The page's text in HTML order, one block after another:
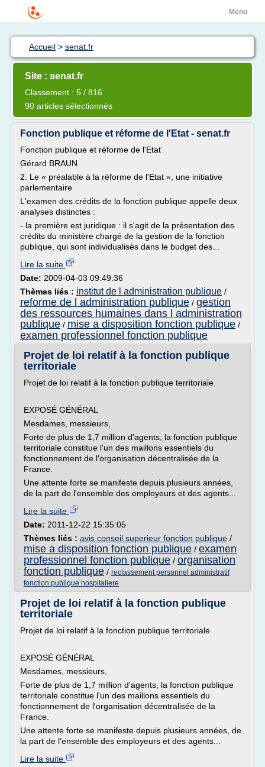
Menu
Accueil > senat.fr
Site : senat.fr
Classement : 5 / 816
90 articles sélectionnés
Fonction publique et réforme de l'Etat - senat.fr
Fonction publique et réforme de l'Etat
Gérard BRAUN
2. Le « préalable à la réforme de l'Etat », une initiative
parlementaire
L'examen des crédits de la fonction publique appelle deux
analyses distinctes :
- la première est juridique : il s'agit de la présentation des
crédits du ministère chargé de la gestion de la fonction
publique, qui sont individualisés dans le budget des...
Lire la suite
Date: 2009-04-03 09:49:36
Thèmes liés : institut de l administration publique /
reforme de l administration publique / gestion
des ressources humaines dans l administration
publique / mise a disposition fonction publique /
examen professionnel fonction publique
Projet de loi relatif à la fonction publique
territoriale
Projet de loi relatif à la fonction publique territoriale
EXPOSÉ GÉNÉRAL
Mesdames, messieurs,
Forte de plus de 1,7 million d'agents, la fonction publique
territoriale constitue l'un des maillons essentiels du
fonctionnement de l'organisation décentralisée de la
France.
Une attente forte se manifeste depuis plusieurs années,
de la part de l'ensemble des employeurs et des agents...
Lire la suite
Date: 2011-12-22 15:35:05
Thèmes liés : avis conseil superieur fonction publique /
mise a disposition fonction publique / examen
professionnel fonction publique / organisation
fonction publique / reclassement personnel administratif
fonction publique hospitaliere
Projet de loi relatif à la fonction publique
territoriale
Projet de loi relatif à la fonction publique territoriale
EXPOSÉ GÉNÉRAL
Mesdames, messieurs,
Forte de plus de 1,7 million d'agents, la fonction publique
territoriale constitue l'un des maillons essentiels du
fonctionnement de l'organisation décentralisée de la
France.
Une attente forte se manifeste depuis plusieurs années, de
la part de l'ensemble des employeurs et des agents...
Lire la suite